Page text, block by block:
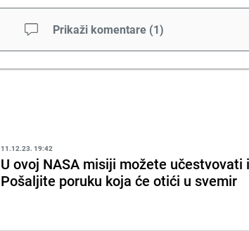
Prikaži komentare (1)
11.12.23. 19:42
U ovoj NASA misiji možete učestvovati
Pošaljite poruku koja će otići u svemir